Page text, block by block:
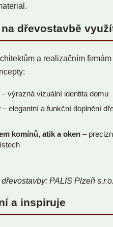
dřevostavbě
a realizačním firmám
– výrazná vizuální identita domu
– elegantní a funkční doplnění
komínů, atik a oken –
PALIS Plzeň
a inspiruje